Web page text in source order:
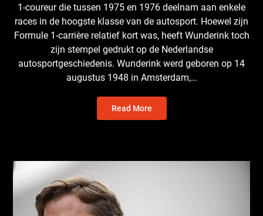
1-coureur die tussen 1975 en 1976 deelnam aan enkele
races in de hoogste klasse van de autosport. Hoewel zijn
Formule 1-carrière relatief kort was, heeft Wunderink toch
zijn stempel gedrukt op de Nederlandse
autosportgeschiedenis. Wunderink werd geboren op 14
augustus 1948 in Amsterdam,…
Read More